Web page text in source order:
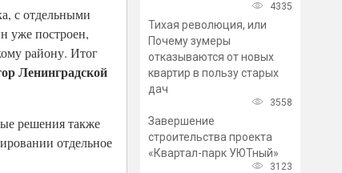
с отдельными
уже построен,
району. Итог
Ленинградской
решения также
отдельное
4335
Тихая революция, или
Почему зумеры
отказываются от новых
квартир в пользу старых
дач
3558
Завершение
строительства проекта
«Квартал-парк УЮТный»
3123